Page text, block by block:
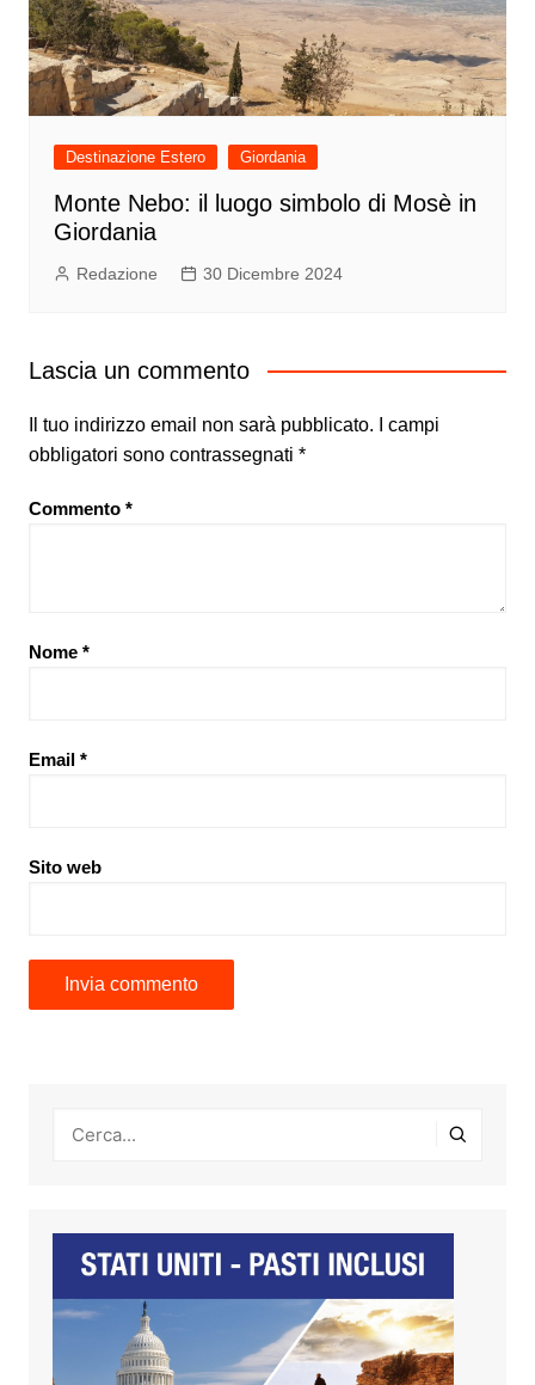
Destinazione Estero Giordania
Monte Nebo: il luogo simbolo di Mosè in
Giordania
Redazione 30 Dicembre 2024
Lascia un commento
Il tuo indirizzo email non sarà pubblicato.
I campi
obbligatori sono contrassegnati *
Commento *
Nome *
Email *
Sito web